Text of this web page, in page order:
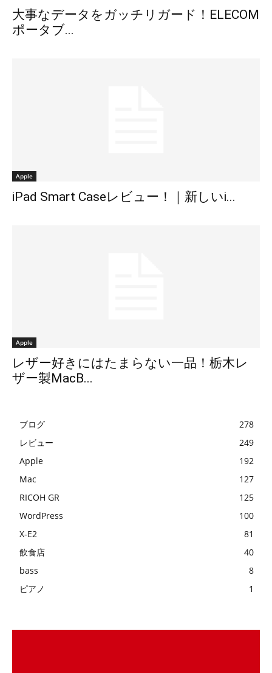
大事なデータをガッチリガード！ELECOM
ポータブ...
Apple
iPad Smart Caseレビュー！｜新しいi...
Apple
レザー好きにはたまらない一品！栃木レ
ザー製MacB...
ブログ
278
レビュー
249
Apple
192
Mac
127
RICOH GR
125
WordPress
100
X-E2
81
飲食店
40
bass
8
ピアノ
1